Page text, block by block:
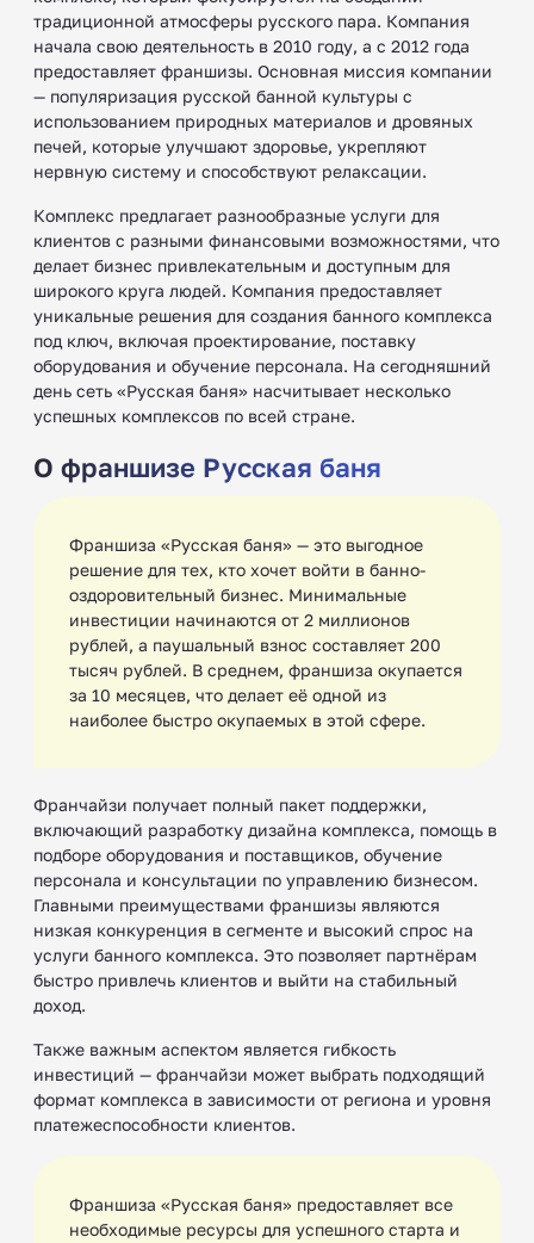
традиционной атмосферы русского пара. Компания
начала свою деятельность в 2010 году, а с 2012 года
предоставляет франшизы. Основная миссия компании
— популяризация русской банной культуры с
использованием природных материалов и дровяных
печей, которые улучшают здоровье, укрепляют
нервную систему и способствуют релаксации.
Комплекс предлагает разнообразные услуги для
клиентов с разными финансовыми возможностями, что
делает бизнес привлекательным и доступным для
широкого круга людей. Компания предоставляет
уникальные решения для создания банного комплекса
под ключ, включая проектирование, поставку
оборудования и обучение персонала. На сегодняшний
день сеть «Русская баня» насчитывает несколько
успешных комплексов по всей стране.
О франшизе Русская баня
Франшиза «Русская баня» — это выгодное
решение для тех, кто хочет войти в банно-
оздоровительный бизнес. Минимальные
инвестиции начинаются от 2 миллионов
рублей, а паушальный взнос составляет 200
тысяч рублей. В среднем, франшиза окупается
за 10 месяцев, что делает её одной из
наиболее быстро окупаемых в этой сфере.
Франчайзи получает полный пакет поддержки,
включающий разработку дизайна комплекса, помощь в
подборе оборудования и поставщиков, обучение
персонала и консультации по управлению бизнесом.
Главными преимуществами франшизы являются
низкая конкуренция в сегменте и высокий спрос на
услуги банного комплекса. Это позволяет партнёрам
быстро привлечь клиентов и выйти на стабильный
доход.
Также важным аспектом является гибкость
инвестиций — франчайзи может выбрать подходящий
формат комплекса в зависимости от региона и уровня
платежеспособности клиентов.
Франшиза «Русская баня» предоставляет все
необходимые ресурсы для успешного старта и